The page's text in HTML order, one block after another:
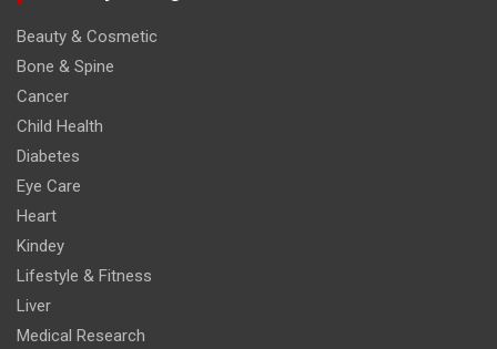
Beauty & Cosmetic
Bone & Spine
Cancer
Child Health
Diabetes
Eye Care
Heart
Kindey
Lifestyle & Fitness
Liver
Medical Research